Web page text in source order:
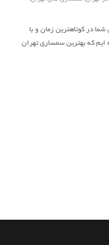
در کوتاهترین زمان و با
ثابت کرده ایم که بهترین سمساری تهران